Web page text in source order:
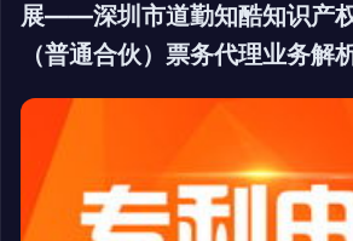
展——深圳市道勤知酷知识产
（普通合伙）票务代理业务解